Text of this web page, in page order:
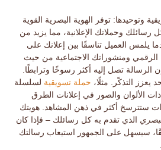
وتوحيدها: توفر الهوية البصرية القوية
رسائلك وحملاتك الإعلانية، مما يزيد من
يلمس العميل تناسقًا بين إعلانك على
الرقمي ومنشوراتك الاجتماعية من حيث
الرسالة تصل إليه أكثر رسوخًا وترابطًا.
يعزز التذكّر. مثلًا، حملة تسويقية لسلسلة
الألوان والصور في إعلانات الطرق
ستترسخ أكثر في ذهن المشاهد. هويتك
الذي تقدم به كل رسائلك – فإذا كان
سيسهل على الجمهور استيعاب رسالتك